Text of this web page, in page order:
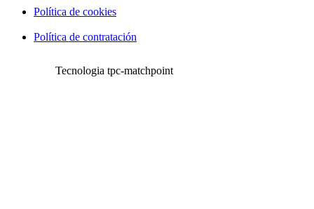
Política de cookies
Política de contratación
Tecnologia tpc-matchpoint